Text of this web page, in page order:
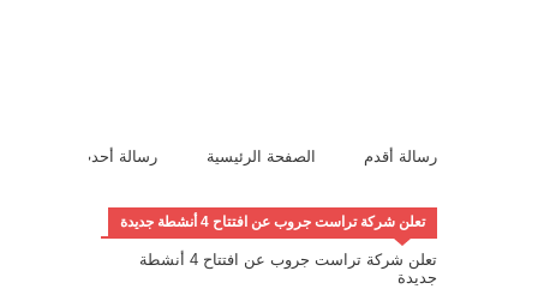
رسالة أحدث رسالة أقدم الصفحة الرئيسية
تعلن شركة تراست جروب عن افتتاح 4 أنشطة جديدة
تعلن شركة تراست جروب عن افتتاح 4 أنشطة
جديدة